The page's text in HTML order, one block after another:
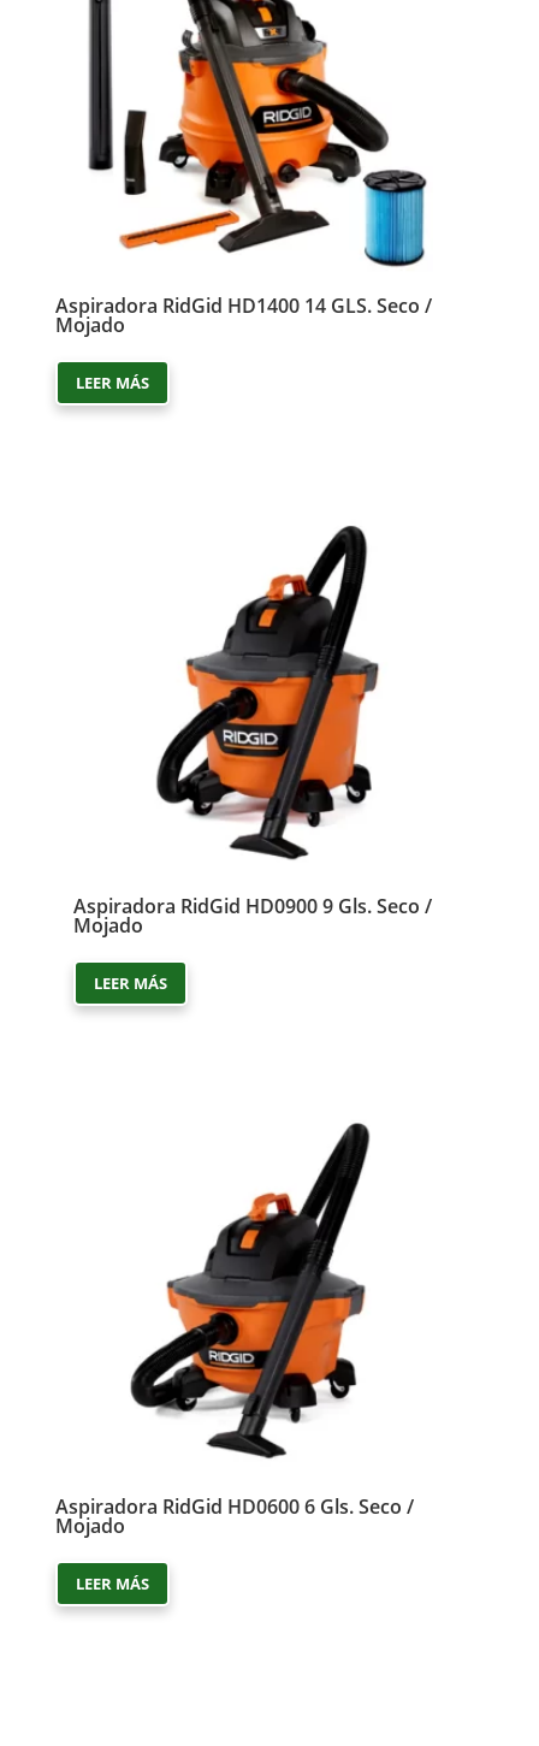
Aspiradora RidGid HD1400 14 GLS. Seco /
Mojado
LEER MÁS
Aspiradora RidGid HD0900 9 Gls. Seco /
Mojado
LEER MÁS
Aspiradora RidGid HD0600 6 Gls. Seco /
Mojado
LEER MÁS